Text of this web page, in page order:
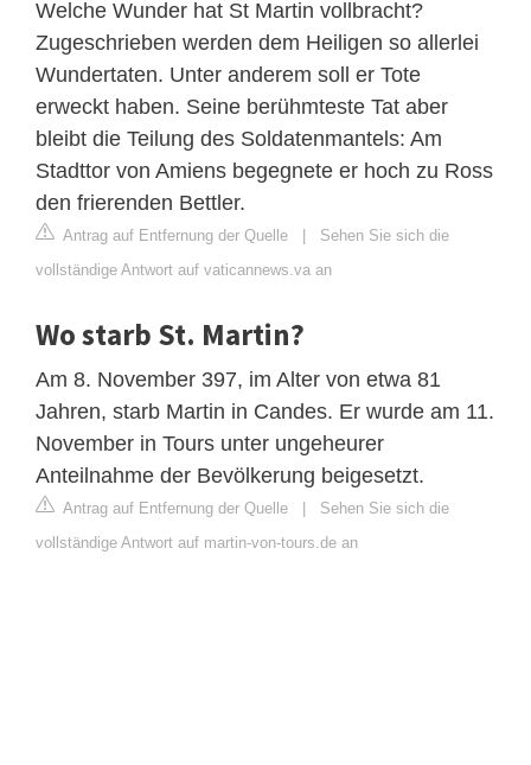
Welche Wunder hat St Martin vollbracht?
Zugeschrieben werden dem Heiligen so allerlei
Wundertaten. Unter anderem soll er Tote
erweckt haben. Seine berühmteste Tat aber
bleibt die Teilung des Soldatenmantels: Am
Stadttor von Amiens begegnete er hoch zu Ross
den frierenden Bettler.
Antrag auf Entfernung der Quelle | Sehen Sie sich die
vollständige Antwort auf vaticannews.va an
Wo starb St. Martin?
Am 8. November 397, im Alter von etwa 81
Jahren, starb Martin in Candes. Er wurde am 11.
November in Tours unter ungeheurer
Anteilnahme der Bevölkerung beigesetzt.
Antrag auf Entfernung der Quelle | Sehen Sie sich die
vollständige Antwort auf martin-von-tours.de an